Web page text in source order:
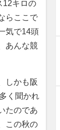
12キロの
らここで
気で14頭
あんな競
しかも阪
く聞かれ
たのであ
この秋の